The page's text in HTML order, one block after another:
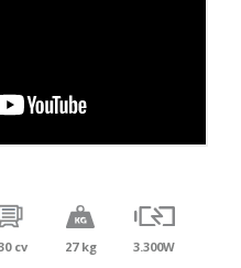
cv 27 kg 3.300W